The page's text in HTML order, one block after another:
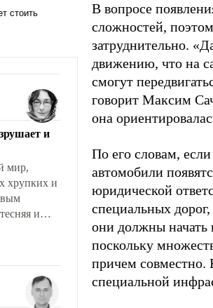
и
мир,
хрупких и
и
к
и
помогать
В вопросе
сложностей,
затруднительно.
движению, что на
смогут
говорит Максим
она
По его словам,
автомобили
юридической
специальных
они должны начать
поскольку
причем
специальной